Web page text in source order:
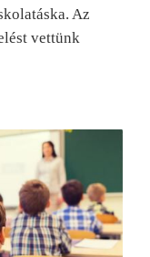
Az
vettünk